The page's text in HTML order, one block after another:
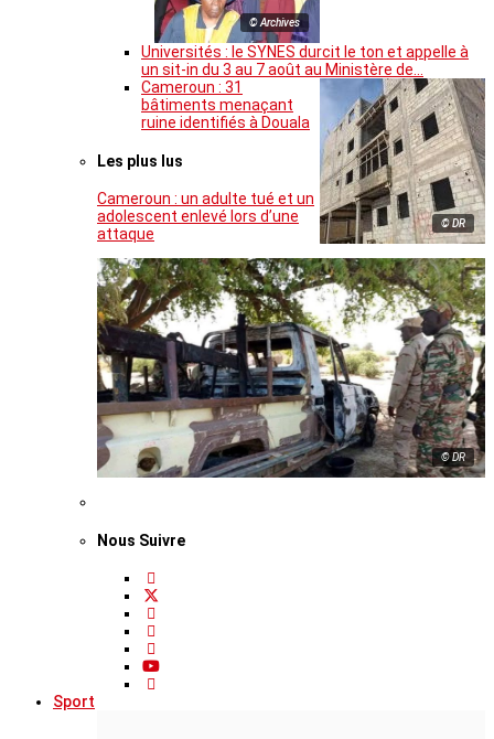
© Archives
Universités : le SYNES durcit le ton et appelle à
un sit-in du 3 au 7 août au Ministère de…
© DR
Cameroun : 31
bâtiments menaçant
ruine identifiés à Douala
Les plus lus
Cameroun : un adulte tué et un
adolescent enlevé lors d’une
attaque
© DR
Nous Suivre
Sport